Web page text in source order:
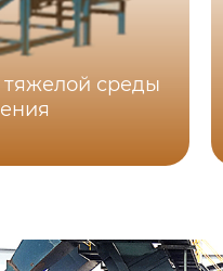
среды